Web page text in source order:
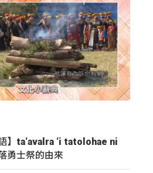
】ta‘avalra ‘i tatolohae ni
勇士祭的由來